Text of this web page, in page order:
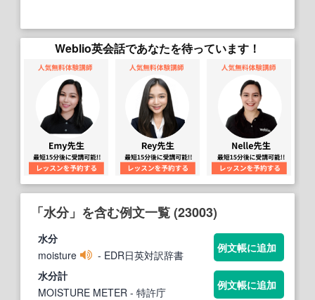
Weblio英会話であなたを待っています！
「水分」を含む例文一覧 (23003)
水分
moisture
- EDR日英対訳辞書
例文帳に追加
水分計
MOISTURE METER - 特許庁
例文帳に追加